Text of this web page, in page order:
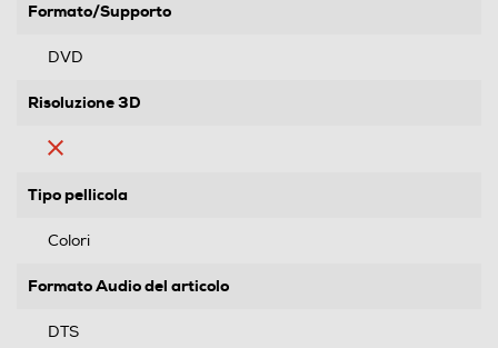
Formato/Supporto
DVD
Risoluzione 3D
Tipo pellicola
Colori
Formato Audio del articolo
DTS